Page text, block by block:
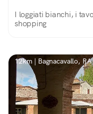
I loggiati bianchi, i
shopping
12km | Bagnacavallo, RA